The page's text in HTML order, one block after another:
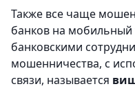
Также все чаще
банков на мобильный
банковскими
мошенничества, с
связи, называется